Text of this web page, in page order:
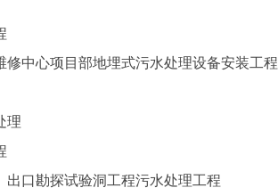
中心项目部地埋式污水处理设备安装工程
理
口勘探试验洞工程污水处理工程